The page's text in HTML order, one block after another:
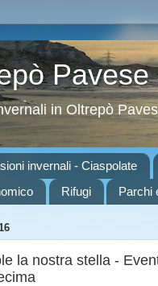
Pavese
in Oltrepò
invernali - Ciaspolate
Rifugi Parchi
la nostra stella -